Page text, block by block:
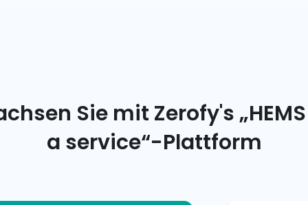
Sie mit Zerofy's
a service“-Plattform